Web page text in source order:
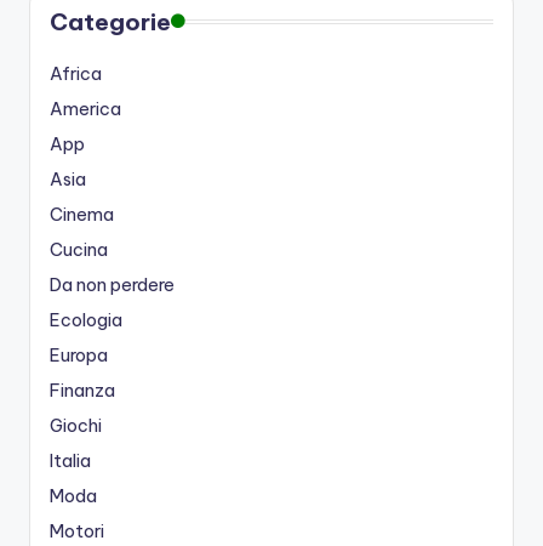
Categorie
Africa
America
App
Asia
Cinema
Cucina
Da non perdere
Ecologia
Europa
Finanza
Giochi
Italia
Moda
Motori